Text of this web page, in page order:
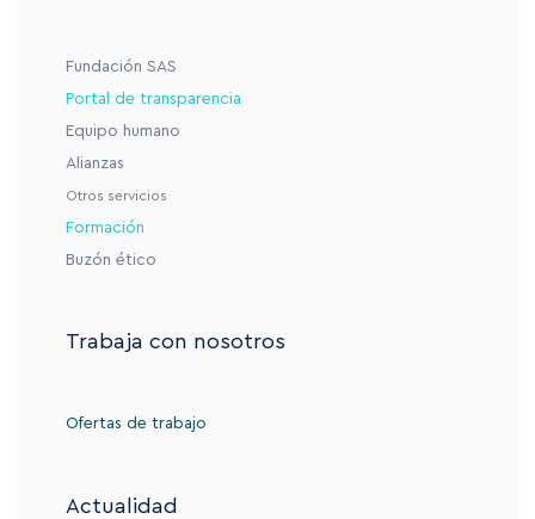
Fundación SAS
Portal de transparencia
Equipo humano
Alianzas
Otros servicios
Formación
Buzón ético
Trabaja con nosotros
Ofertas de trabajo
Actualidad